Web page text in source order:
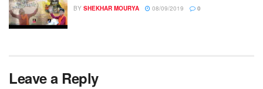
BY SHEKHAR MOURYA 08/09/2019 0
Leave a Reply